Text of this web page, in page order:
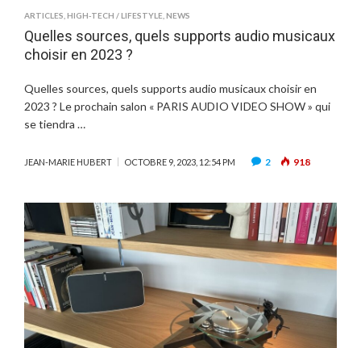
ARTICLES HIGH-TECH / LIFESTYLE NEWS
Quelles sources, quels supports audio musicaux
choisir en 2023 ?
Quelles sources, quels supports audio musicaux choisir en
2023 ? Le prochain salon « PARIS AUDIO VIDEO SHOW » qui
se tiendra …
JEAN-MARIE HUBERT OCTOBRE 9, 2023, 12:54 PM 2 918